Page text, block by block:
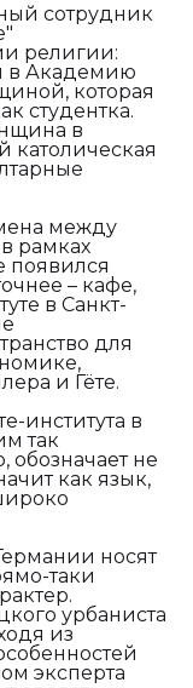
сотрудник
религии:
в Академию
которая
студентка.
в
католическая
между
рамках
появился
– кафе,
в Санкт-
для
и Гёте.
института в
так
не
как язык,
носят
таки
урбаниста
из
эксперта